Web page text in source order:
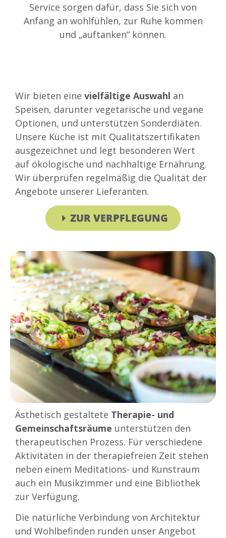
Service sorgen dafür, dass Sie sich von
Anfang an wohlfühlen, zur Ruhe kommen
und „auftanken“ können.
Wir bieten eine vielfältige Auswahl an
Speisen, darunter vegetarische und vegane
Optionen, und unterstützen Sonderdiäten.
Unsere Küche ist mit Qualitätszertifikaten
ausgezeichnet und legt besonderen Wert
auf ökologische und nachhaltige Ernährung.
Wir überprüfen regelmäßig die Qualität der
Angebote unserer Lieferanten.
ZUR VERPFLEGUNG
Ästhetisch gestaltete Therapie- und
Gemeinschaftsräume unterstützen den
therapeutischen Prozess. Für verschiedene
Aktivitäten in der therapiefreien Zeit stehen
neben einem Meditations- und Kunstraum
auch ein Musikzimmer und eine Bibliothek
zur Verfügung.
Die natürliche Verbindung von Architektur
und Wohlbefinden runden unser Angebot